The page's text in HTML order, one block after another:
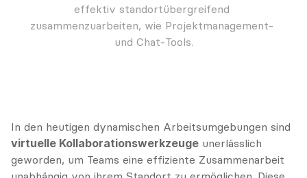
effektiv standortübergreifend
zusammenzuarbeiten, wie Projektmanagement-
und Chat-Tools.
virtuelle Kollaborationswerkzeuge unerlässlich
geworden, um Teams eine effiziente Zusammenarbeit